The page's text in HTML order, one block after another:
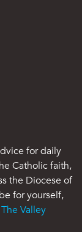
for daily
Catholic faith,
the Diocese of
for yourself,
The Valley